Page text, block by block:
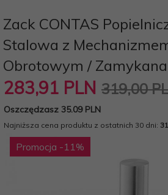
Zack CONTAS
Stalowa z
Obrotowym / Zamykana
283,91 PLN 319,00
Oszczędzasz 35.09 PLN
Najniższa cena produktu z ostatnich 30 dni:
Promocja -11%